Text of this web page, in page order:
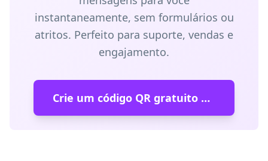
instantaneamente, sem formulários ou
atritos. Perfeito para suporte, vendas e
engajamento.
Crie um código QR gratuito do Messenger